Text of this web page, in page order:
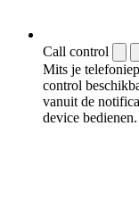
Call control
Mits je
control
vanuit de
device bedienen.